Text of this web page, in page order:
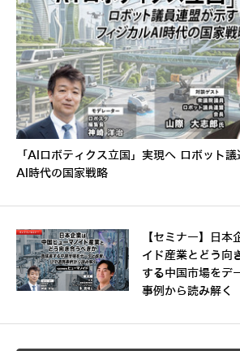
「AIロボティクス立国」実現へ ロボット
AI時代の国家戦略
【セミナー】日本
イド産業とどう
する中国市場をデ
事例から読み解く